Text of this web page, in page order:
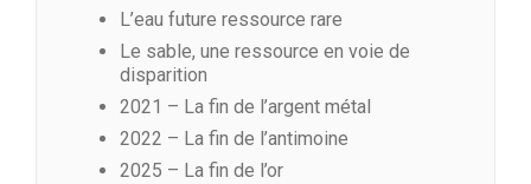
L’eau future ressource rare
Le sable, une ressource en voie de
disparition
2021 – La fin de l’argent métal
2022 – La fin de l’antimoine
2025 – La fin de l’or